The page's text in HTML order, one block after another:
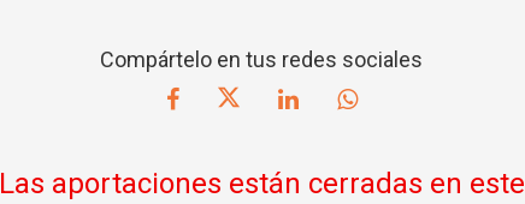
Compártelo en tus redes sociales
Las aportaciones están cerradas en este